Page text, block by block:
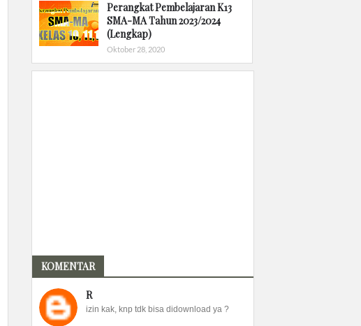
Perangkat Pembelajaran K13
SMA-MA Tahun 2023/2024
(Lengkap)
Oktober 28, 2020
KOMENTAR
R
izin kak, knp tdk bisa didownload ya ?